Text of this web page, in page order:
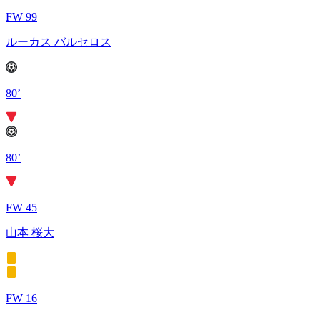
FW 99
ルーカス バルセロス
80’
80’
FW 45
山本 桜大
FW 16